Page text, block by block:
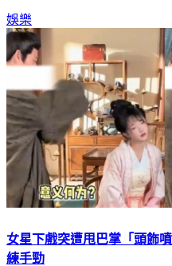
娛樂
女星下戲突遭甩巴掌「頭飾
練手勁